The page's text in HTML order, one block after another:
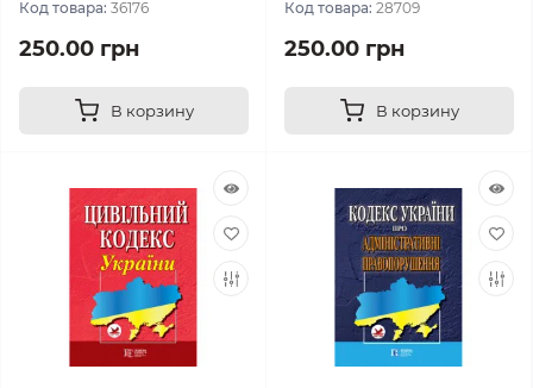
Код товара: 36176
250.00 грн
В корзину
Код товара: 28709
250.00 грн
В корзину